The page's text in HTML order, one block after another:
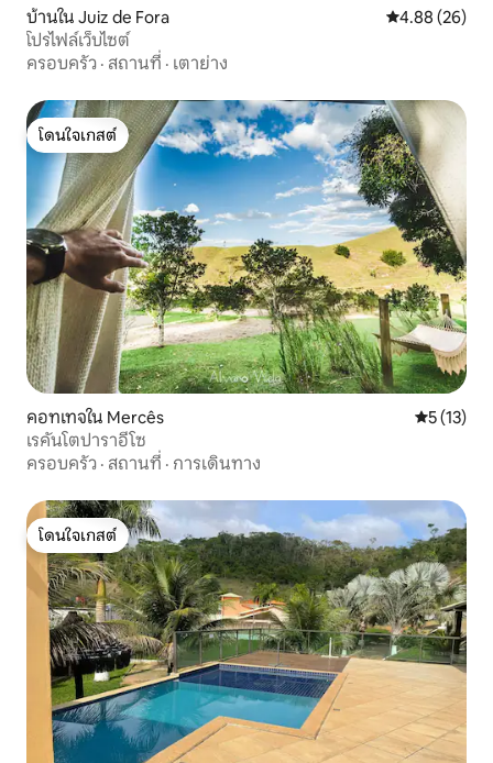
บ้านใน Juiz de Fora คะแนนเฉลี่ย
4.88 (26)
โปรไฟล์เว็บไซต์
ครอบครัว · สถานที่ · เตาย่าง
โดนใจเกสต์
โดนใจเกสต์
คอทเทจใน Mercês คะแนนเฉลี่
5 (13)
เรคันโตปาราอีโซ
ครอบครัว · สถานที่ · การเดินทาง
โดนใจเกสต์
โดนใจเกสต์